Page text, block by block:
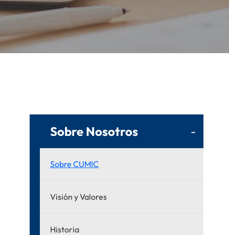
Sobre Nosotros -
Sobre CUMIC
Visión y Valores
Historia